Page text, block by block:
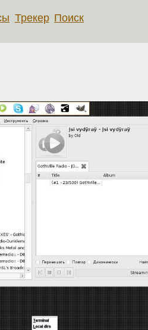
Трекер Поиск